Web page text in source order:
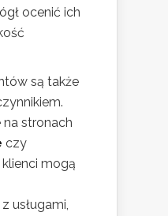
ocenić ich
są także
na stronach
czy
klienci mogą
usługami,